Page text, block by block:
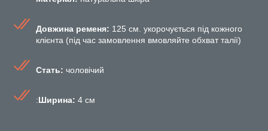
Довжина ременя: 125 см. укорочується під кожного
клієнта (під час замовлення вмовляйте обхват талії)
Стать: чоловічий
:Ширина: 4 см